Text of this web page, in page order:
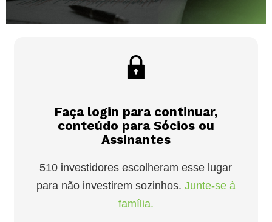
Faça login para continuar,
conteúdo para Sócios ou
Assinantes
510 investidores escolheram esse lugar
para não investirem sozinhos. Junte-se à
família.